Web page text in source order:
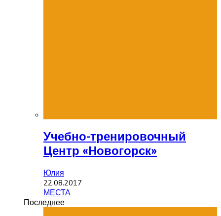
Учебно-тренировочный
Центр «Новогорск»
Юлия
22.08.2017
МЕСТА
Последнее